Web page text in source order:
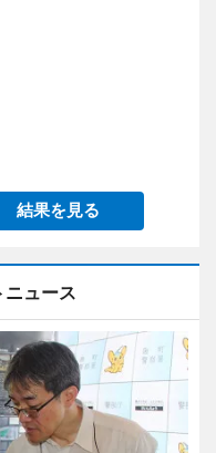
結果を見る
ニュース